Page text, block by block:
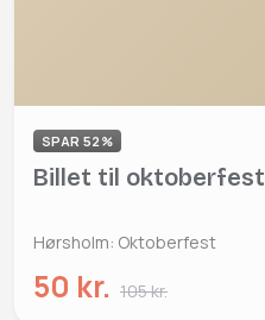
SPAR 52%
Billet til oktoberfest
Hørsholm: Oktoberfest
50 kr. 105 kr.